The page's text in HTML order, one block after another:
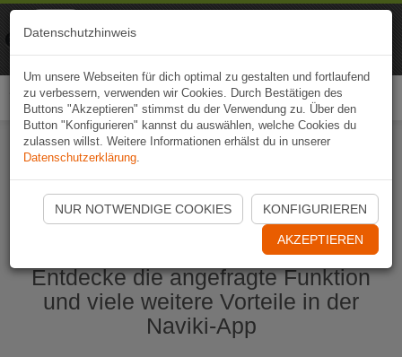
Naviki App jetzt öffnen
Entdecke die angefragte Funktion
und viele weitere Vorteile in der
Naviki-App
Datenschutzhinweis
Um unsere Webseiten für dich optimal zu gestalten und fortlaufend
zu verbessern, verwenden wir Cookies. Durch Bestätigen des
Buttons "Akzeptieren" stimmst du der Verwendung zu. Über den
Button "Konfigurieren" kannst du auswählen, welche Cookies du
zulassen willst. Weitere Informationen erhälst du in unserer
Datenschutzerklärung.
NUR NOTWENDIGE COOKIES KONFIGURIEREN
AKZEPTIEREN
Naviki